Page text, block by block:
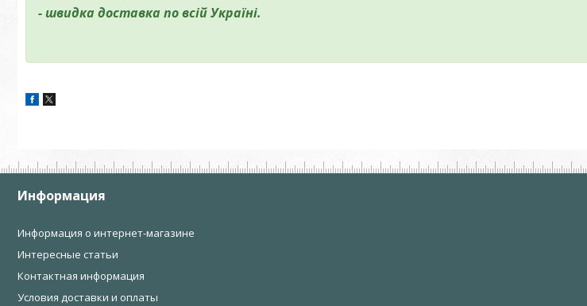
- швидка доставка по всій Україні.
Информация
Информация о интернет-магазине
Интересные статьи
Контактная информация
Условия доставки и оплаты